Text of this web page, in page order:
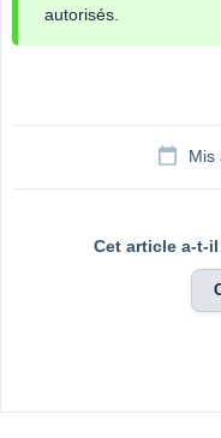
autorisés.
Mis
Cet article a-t-